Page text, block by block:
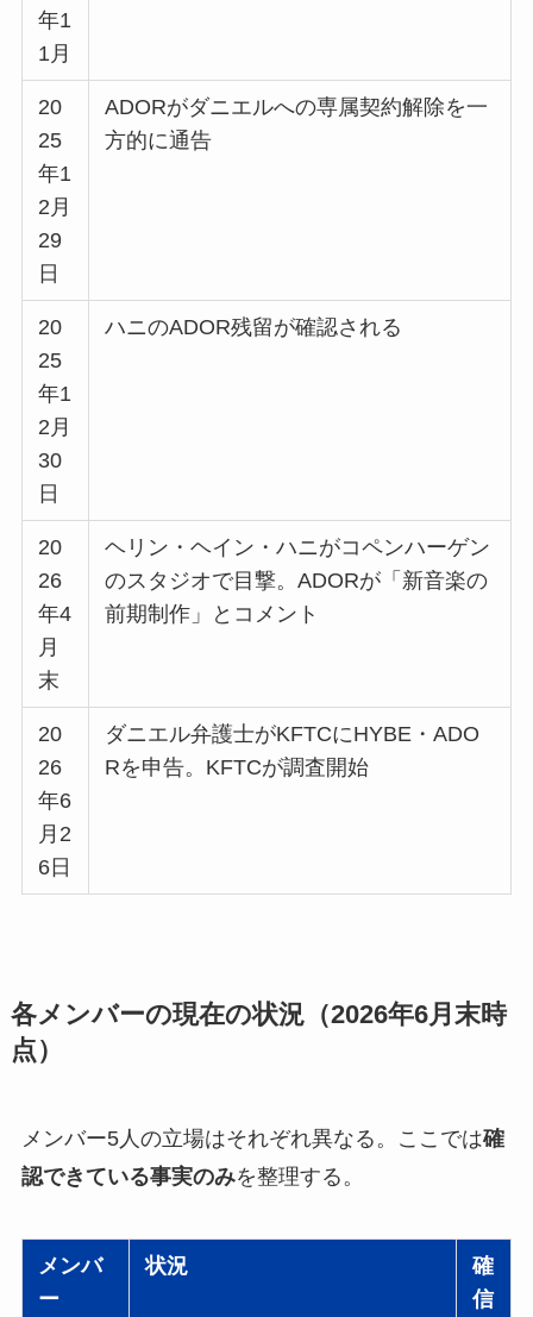
年1
1月
20
25
年1
2月
29
日
ADORがダニエルへの専属契約解除を一
方的に通告
20
25
年1
2月
30
日
ハニのADOR残留が確認される
20
26
年4
月
末
ヘリン・ヘイン・ハニがコペンハーゲン
のスタジオで目撃。ADORが「新音楽の
前期制作」とコメント
20
26
年6
月2
6日
ダニエル弁護士がKFTCにHYBE・ADO
Rを申告。KFTCが調査開始
各メンバーの現在の状況（2026年6月末時
点）
メンバー5人の立場はそれぞれ異なる。ここでは確
認できている事実のみを整理する。
メンバ
ー
状況
確
信